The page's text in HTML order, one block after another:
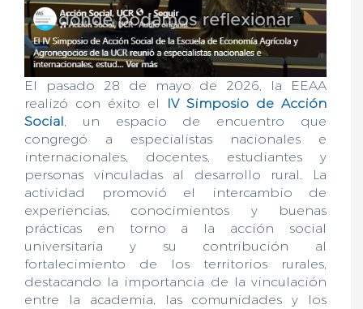
El pasado 28 de mayo de 2026, la EEAA
realizó con éxito el
IV Simposio de Acción
Social, un espacio de encuentro que
congregó a especialistas nacionales e
internacionales, docentes, estudiantes y
personas vinculadas al desarrollo rural. La
actividad promovió el intercambio de
experiencias, conocimientos y buenas
prácticas en torno a la acción social
universitaria y su contribución al
fortalecimiento de los territorios rurales,
destacando la importancia de la vinculación
entre la academia, las comunidades y los